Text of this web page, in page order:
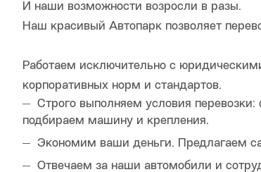
И наши возможности возросли в разы.
Наш красивый Автопарк позволяет
Работаем исключительно с
корпоративных норм и стандартов.
Строго выполняем условия
подбираем машину и крепления.
Экономим ваши деньги. Предлагаем
Отвечаем за наши автомобили и